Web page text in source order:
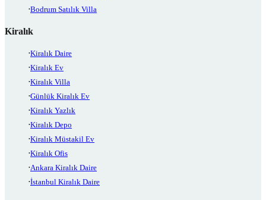
Bodrum Satılık Villa
Kiralık
Kiralık Daire
Kiralık Ev
Kiralık Villa
Günlük Kiralık Ev
Kiralık Yazlık
Kiralık Depo
Kiralık Müstakil Ev
Kiralık Ofis
Ankara Kiralık Daire
İstanbul Kiralık Daire